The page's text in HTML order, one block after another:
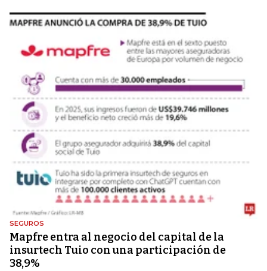
SEGUROS
Mapfre entra al negocio del capital de la
insurtech Tuio con una participación de
38,9%